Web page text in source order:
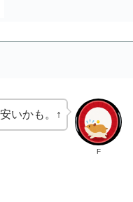
F
いかも。↑